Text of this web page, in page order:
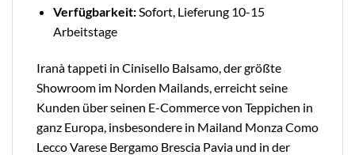
Verfügbarkeit:Sofort, Lieferung 10-15
Arbeitstage
Iranà tappeti in Cinisello Balsamo, der größte
Showroom im Norden Mailands, erreicht seine
Kunden über seinen E-Commerce von Teppichen in
ganz Europa, insbesondere in Mailand Monza Como
Lecco Varese Bergamo Brescia Pavia und in der